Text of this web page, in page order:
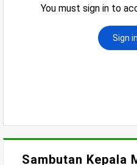
Sambutan Kepala